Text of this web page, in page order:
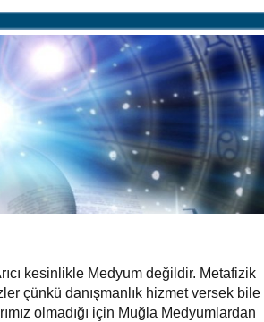
kesinlikle Medyum değildir. Metafizik
çünkü danışmanlık hizmet versek bile
olmadığı için Muğla Medyumlardan